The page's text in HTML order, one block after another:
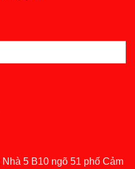
Nhà 5 B10 ngõ 51 phố Cảm